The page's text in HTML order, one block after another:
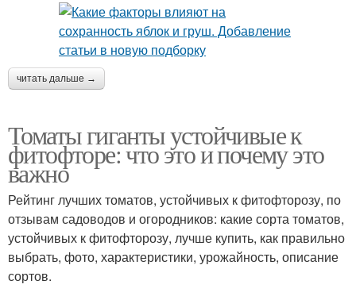
читать дальше →
Томаты гиганты устойчивые к
фитофторе: что это и почему это
важно
Рейтинг лучших томатов, устойчивых к фитофторозу, по
отзывам садоводов и огородников: какие сорта томатов,
устойчивых к фитофторозу, лучше купить, как правильно
выбрать, фото, характеристики, урожайность, описание
сортов.